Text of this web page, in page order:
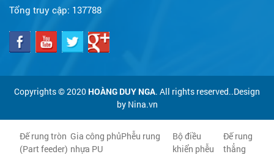
Tổng truy cập: 137788
Copyrights © 2020 HOÀNG DUY NGA. All rights reserved..Design
by Nina.vn
Đế rung tròn
(Part feeder)
Gia công phủ
nhựa PU
Phễu rung
Bộ điều
khiển phễu
Đế rung
thẳng